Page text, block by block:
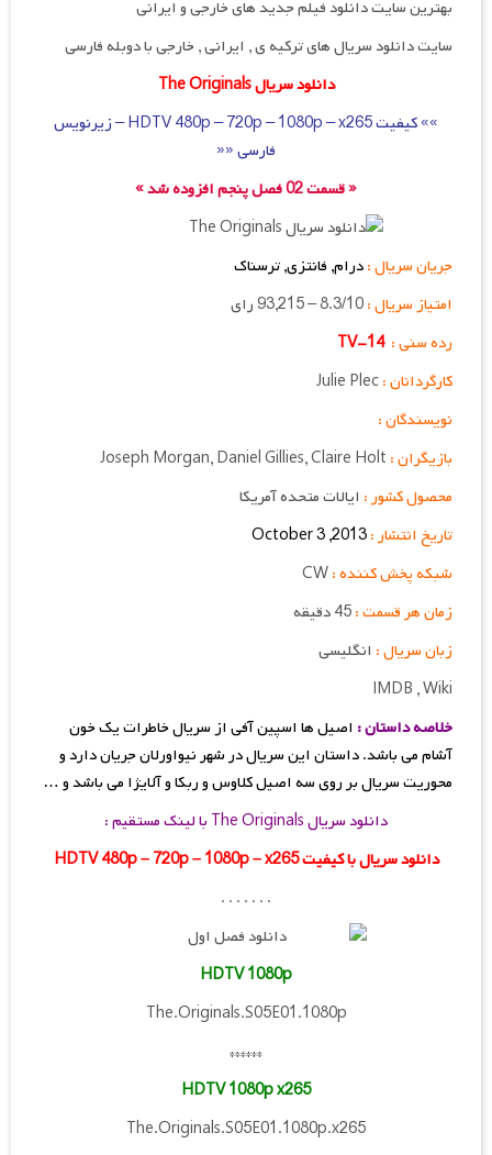
بهترین سایت دانلود فیلم جدید های خارجی و ایرانی
سایت دانلود سریال های ترکیه ی , ایرانی , خارجی با دوبله فارسی
دانلود سریال The Originals
»» کیفیت HDTV 480p – 720p – 1080p – x265 – زیرنویس
فارسی ««
« قسمت 02 فصل پنجم افزوده شد »
جریان سریال :درام, فانتزی, ترسناک
امتیاز سریال :
رده سنی : TV-14
کارگردانان :Julie Plec
نویسندگان :
بازیگران :
Joseph Morgan,Daniel Gillies,Claire Holt
محصول کشور : ایالات متحده آمریکا
تاریخ انتشار :October 3 ,2013
شبکه پخش کننده :
زمان هر قسمت :
زبان سریال : انگلیسی
IMDB , Wiki
خلاصه داستان : اصیل ها اسپین آفی از سریال خاطرات یک خون
آشام می باشد. داستان این سریال در شهر نیواورلان جریان دارد و
محوریت سریال بر روی سه اصیل کلاوس و ربکا و آلایژا می باشد و …
دانلود سریال The Originals با لینک مستقیم :
دانلود سریال با کیفیت HDTV 480p – 720p – 1080p – x265
. . . . . . .
HDTV 1080p
The.Originals.S05E01.1080p
******
HDTV 1080p x265
The.Originals.S05E01.1080p.x265